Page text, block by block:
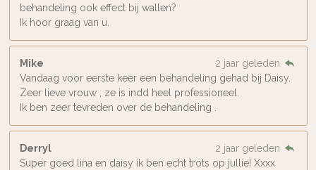
behandeling ook effect bij wallen?
Ik hoor graag van u.
Mike
2 jaar geleden
Vandaag voor eerste keer een behandeling gehad bij Daisy.
Zeer lieve vrouw , ze is indd heel professioneel.
Ik ben zeer tevreden over de behandeling .
Derryl
2 jaar geleden
Super goed lina en daisy ik ben echt trots op jullie! Xxxx